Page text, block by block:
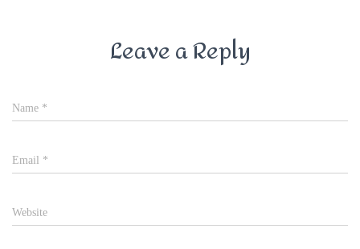
Leave a Reply
Name *
Email *
Website